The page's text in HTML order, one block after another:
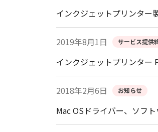
インクジェットプリンター
2019年8月1日 サービス提供
インクジェットプリンター
2018年2月6日 お知らせ
Mac OSドライバー、ソフ